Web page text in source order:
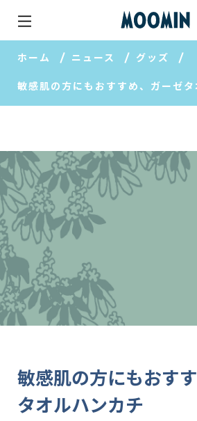
ホーム ニュース グッズ
敏感肌の方にもおすすめ、ガーゼ
敏感肌の方にもおす
タオルハンカチ